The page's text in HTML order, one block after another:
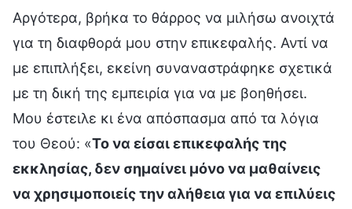
Αργότερα, βρήκα το θάρρος να μιλήσω ανοιχτά
για τη διαφθορά μου στην επικεφαλής. Αντί να
με επιπλήξει, εκείνη συναναστράφηκε σχετικά
με τη δική της εμπειρία για να με βοηθήσει.
Μου έστειλε κι ένα απόσπασμα από τα λόγια
του Θεού: «Το να είσαι επικεφαλής της
εκκλησίας, δεν σημαίνει μόνο να μαθαίνεις
να χρησιμοποιείς την αλήθεια για να επιλύεις